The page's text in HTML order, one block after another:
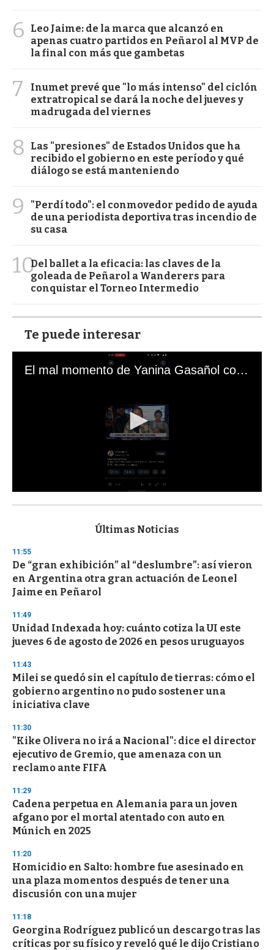
6
Leo Jaime: de la marca que alcanzó en
apenas cuatro partidos en Peñarol al MVP de
la final con más que gambetas
7
Inumet prevé que "lo más intenso" del ciclón
extratropical se dará la noche del jueves y
madrugada del viernes
8
Las "presiones" de Estados Unidos que ha
recibido el gobierno en este período y qué
diálogo se está manteniendo
9
"Perdí todo": el conmovedor pedido de ayuda
de una periodista deportiva tras incendio de
su casa
10Del ballet a la eficacia: las claves de la
goleada de Peñarol a Wanderers para
conquistar el Torneo Intermedio
Te puede interesar
El mal momento de Yanina Gasañol con un hincha argentino en "Subrayado"
s
d
s
o
f
3
s
e
c
o
d
s
Últimas Noticias
11:55
De “gran exhibición” al “deslumbre”: así vieron
en Argentina otra gran actuación de Leonel
Jaime en Peñarol
11:49
Unidad Indexada hoy: cuánto cotiza la UI este
jueves 6 de agosto de 2026 en pesos uruguayos
11:43
Milei se quedó sin el capítulo de tierras: cómo el
gobierno argentino no pudo sostener una
iniciativa clave
11:30
"Kike Olivera no irá a Nacional": dice el director
ejecutivo de Gremio, que amenaza con un
reclamo ante FIFA
11:29
Cadena perpetua en Alemania para un joven
afgano por el mortal atentado con auto en
Múnich en 2025
11:20
Homicidio en Salto: hombre fue asesinado en
una plaza momentos después de tener una
discusión con una mujer
11:18
Georgina Rodríguez publicó un descargo tras las
críticas por su físico y reveló qué le dijo Cristiano